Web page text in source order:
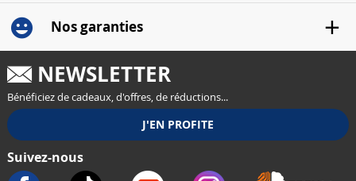
Nos garanties
NEWSLETTER
Bénéficiez de cadeaux, d'offres, de réductions...
Suivez-nous